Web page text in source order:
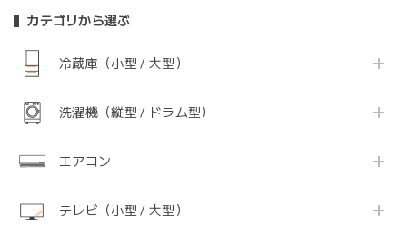
カテゴリから選ぶ
冷蔵庫（小型 / 大型）
洗濯機（縦型 / ドラム型）
エアコン
テレビ（小型 / 大型）